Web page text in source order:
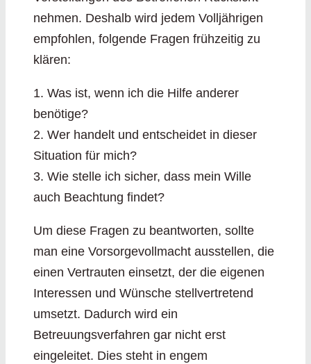
nehmen. Deshalb wird jedem Volljährigen
empfohlen, folgende Fragen frühzeitig zu
klären:
1. Was ist, wenn ich die Hilfe anderer
benötige?
2. Wer handelt und entscheidet in dieser
Situation für mich?
3. Wie stelle ich sicher, dass mein Wille
auch Beachtung findet?
Um diese Fragen zu beantworten, sollte
man eine Vorsorgevollmacht ausstellen, die
einen Vertrauten einsetzt, der die eigenen
Interessen und Wünsche stellvertretend
umsetzt. Dadurch wird ein
Betreuungsverfahren gar nicht erst
eingeleitet. Dies steht in engem